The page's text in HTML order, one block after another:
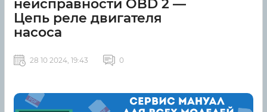
неисправности OBD 2 —
Цепь реле двигателя
насоса
28 10 2024, 19:43 0